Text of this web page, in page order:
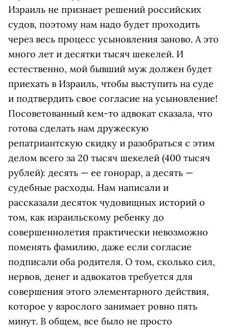
Израиль не признает решений российских
судов, поэтому нам надо будет проходить
через весь процесс усыновления заново. А это
много лет и десятки тысяч шекелей. И
естественно, мой бывший муж должен будет
приехать в Израиль, чтобы выступить на суде
и подтвердить свое согласие на усыновление!
Посоветованный кем-то адвокат сказала, что
готова сделать нам дружескую
репатриантскую скидку и разобраться с этим
делом всего за 20 тысяч шекелей (400 тысяч
рублей): десять — ее гонорар, а десять —
судебные расходы. Нам написали и
рассказали десяток чудовищных историй о
том, как израильскому ребенку до
совершеннолетия практически невозможно
поменять фамилию, даже если согласие
подписали оба родителя. О том, сколько сил,
нервов, денег и адвокатов требуется для
совершения этого элементарного действия,
которое у взрослого занимает ровно пять
минут. В общем, все было не просто